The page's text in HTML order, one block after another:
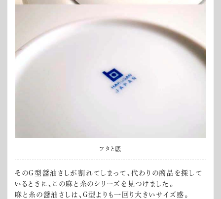
フタと底
そのG型醤油さしが割れてしまって、代わりの商品を探して
いるときに、この麻と糸のシリーズを見つけました。
麻と糸の醤油さしは、G型よりも一回り大きいサイズ感。